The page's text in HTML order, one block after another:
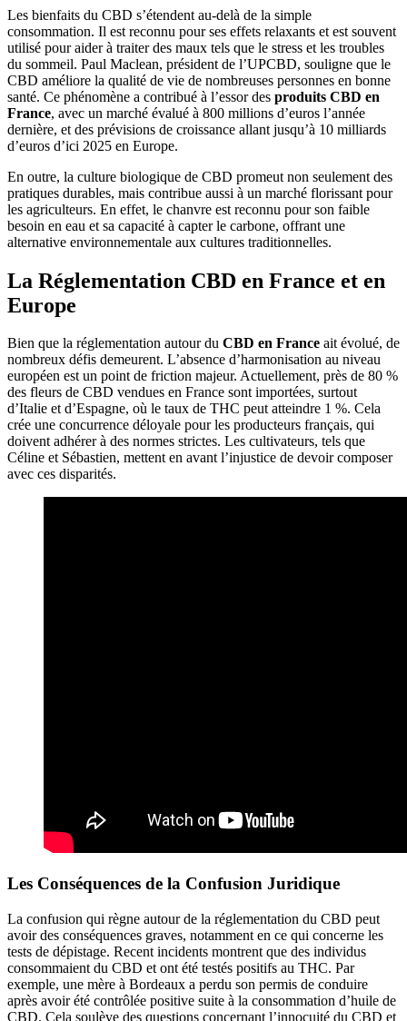
Les bienfaits du CBD s’étendent au-delà de la simple
consommation. Il est reconnu pour ses effets relaxants et est souvent
utilisé pour aider à traiter des maux tels que le stress et les troubles
du sommeil. Paul Maclean, président de l’UPCBD, souligne que le
CBD améliore la qualité de vie de nombreuses personnes en bonne
santé. Ce phénomène a contribué à l’essor des produits CBD en
France, avec un marché évalué à 800 millions d’euros l’année
dernière, et des prévisions de croissance allant jusqu’à 10 milliards
d’euros d’ici 2025 en Europe.
En outre, la culture biologique de CBD promeut non seulement des
pratiques durables, mais contribue aussi à un marché florissant pour
les agriculteurs. En effet, le chanvre est reconnu pour son faible
besoin en eau et sa capacité à capter le carbone, offrant une
alternative environnementale aux cultures traditionnelles.
La Réglementation CBD en France et en
Europe
Bien que la réglementation autour du CBD en France ait évolué, de
nombreux défis demeurent. L’absence d’harmonisation au niveau
européen est un point de friction majeur. Actuellement, près de 80 %
des fleurs de CBD vendues en France sont importées, surtout
d’Italie et d’Espagne, où le taux de THC peut atteindre 1 %. Cela
crée une concurrence déloyale pour les producteurs français, qui
doivent adhérer à des normes strictes. Les cultivateurs, tels que
Céline et Sébastien, mettent en avant l’injustice de devoir composer
avec ces disparités.
Les Conséquences de la Confusion Juridique
La confusion qui règne autour de la réglementation du CBD peut
avoir des conséquences graves, notamment en ce qui concerne les
tests de dépistage. Recent incidents montrent que des individus
consommaient du CBD et ont été testés positifs au THC. Par
exemple, une mère à Bordeaux a perdu son permis de conduire
après avoir été contrôlée positive suite à la consommation d’huile de
CBD. Cela soulève des questions concernant l’innocuité du CBD et